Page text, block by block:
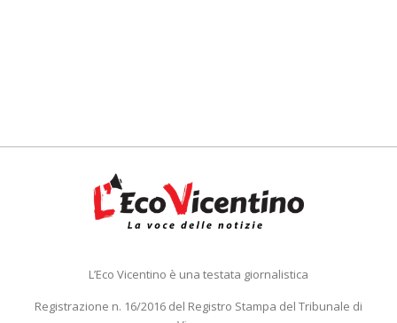
L’Eco Vicentino è una testata giornalistica
Registrazione n. 16/2016 del Registro Stampa del Tribunale di